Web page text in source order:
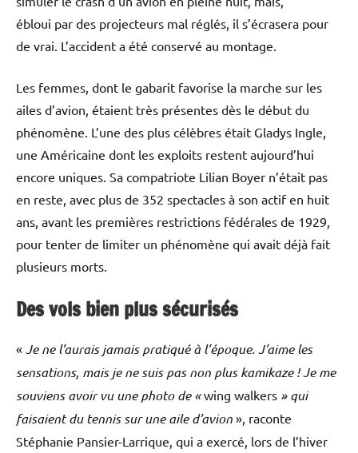
ébloui par des projecteurs mal réglés, il s’écrasera pour
de vrai. L’accident a été conservé au montage.
Les femmes, dont le gabarit favorise la marche sur les
ailes d’avion, étaient très présentes dès le début du
phénomène. L’une des plus célèbres était Gladys Ingle,
une Américaine dont les exploits restent aujourd’hui
encore uniques. Sa compatriote Lilian Boyer n’était pas
en reste, avec plus de 352 spectacles à son actif en huit
ans, avant les premières restrictions fédérales de 1929,
pour tenter de limiter un phénomène qui avait déjà fait
plusieurs morts.
Des vols bien plus sécurisés
« Je ne l’aurais jamais pratiqué à l’époque. J’aime les
sensations, mais je ne suis pas non plus kamikaze ! Je me
souviens avoir vu une photo de «wing walkers » qui
faisaient du tennis sur une aile d’avion », raconte
Stéphanie Pansier-Larrique, qui a exercé, lors de l’hiver